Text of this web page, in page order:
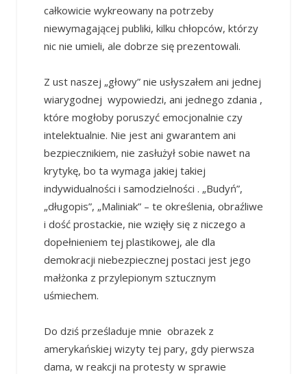
całkowicie wykreowany na potrzeby
niewymagającej publiki, kilku chłopców, którzy
nic nie umieli, ale dobrze się prezentowali.
Z ust naszej „głowy” nie usłyszałem ani jednej
wiarygodnej wypowiedzi, ani jednego zdania ,
które mogłoby poruszyć emocjonalnie czy
intelektualnie. Nie jest ani gwarantem ani
bezpiecznikiem, nie zasłużył sobie nawet na
krytykę, bo ta wymaga jakiej takiej
indywidualności i samodzielności . „Budyń”,
„długopis”, „Maliniak” – te określenia, obraźliwe
i dość prostackie, nie wzięły się z niczego a
dopełnieniem tej plastikowej, ale dla
demokracji niebezpiecznej postaci jest jego
małżonka z przylepionym sztucznym
uśmiechem.
Do dziś prześladuje mnie obrazek z
amerykańskiej wizyty tej pary, gdy pierwsza
dama, w reakcji na protesty w sprawie